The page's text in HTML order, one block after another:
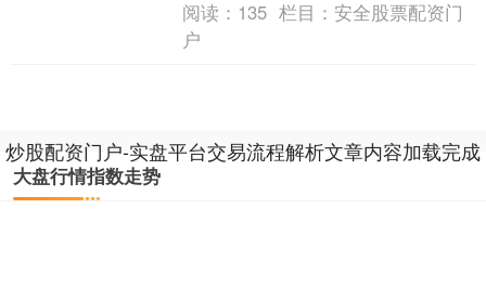
径。联系词，高杠杆背后....
阅读： 135 栏目：安全股票配资门
户
炒股配资门户-实盘平台交易流程解析文章内容加载完成
大盘行情指数走势